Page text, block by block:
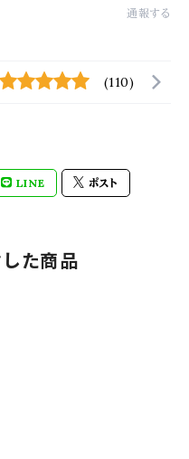
通報する
(110)
LINE ポスト
た商品